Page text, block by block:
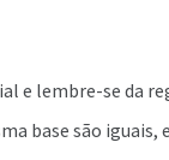
e lembre-se da
base são